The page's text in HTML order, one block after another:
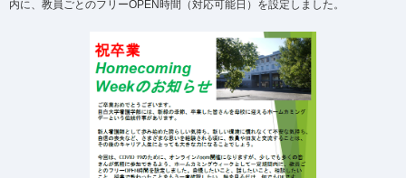
内に、教員ごとのフリーOPEN時間（対応可能日）を設定しました。